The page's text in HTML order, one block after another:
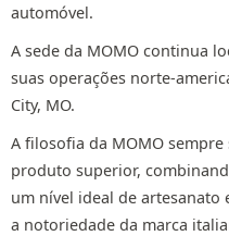
automóvel.
A sede da MOMO continua
suas operações norte-
City, MO.
A filosofia da MOMO
produto superior,
um nível ideal de artesanato
a notoriedade da marca